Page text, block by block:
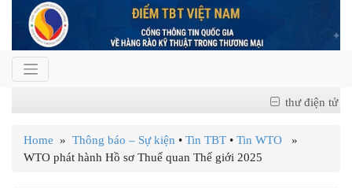
thư điện tử
Home » Thông báo – Sự kiện • Tin TBT • Tin WTO »
WTO phát hành Hồ sơ Thuế quan Thế giới 2025